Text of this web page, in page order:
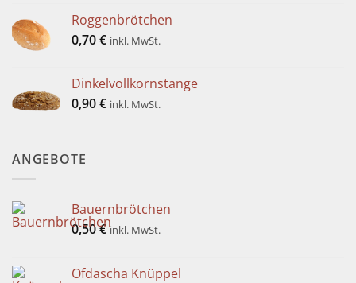
Roggenbrötchen
0,70€ inkl. MwSt.
Dinkelvollkornstange
0,90€ inkl. MwSt.
ANGEBOTE
Bauernbrötchen
0,50€ inkl. MwSt.
Ofdascha Knüppel